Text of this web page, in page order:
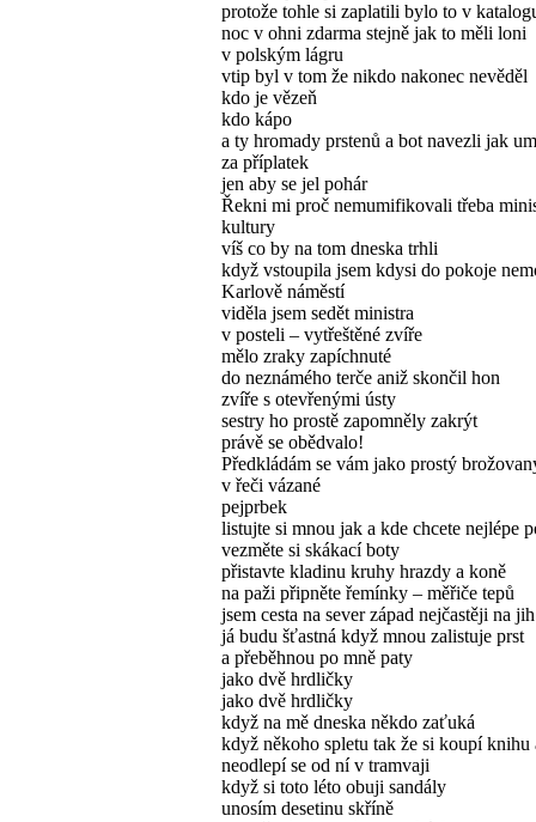
protože tohle si zaplatili bylo to v
noc v ohni zdarma stejně jak to měli loni
v polským lágru
vtip byl v tom že nikdo nakonec nevěděl
kdo je vězeň
kdo kápo
a ty hromady prstenů a bot navezli jak
za příplatek
jen aby se jel pohár
Řekni mi proč nemumifikovali třeba
kultury
víš co by na tom dneska trhli
když vstoupila jsem kdysi do pokoje
Karlově náměstí
viděla jsem sedět ministra
v posteli – vytřeštěné zvíře
mělo zraky zapíchnuté
do neznámého terče aniž skončil hon
zvíře s otevřenými ústy
sestry ho prostě zapomněly zakrýt
právě se obědvalo!
Předkládám se vám jako prostý
v řeči vázané
pejprbek
listujte si mnou jak a kde chcete nejlépe
vezměte si skákací boty
přistavte kladinu kruhy hrazdy a koně
na paži připněte řemínky – měřiče tepů
jsem cesta na sever západ nejčastěji na jih
já budu šťastná když mnou zalistuje prst
a přeběhnou po mně paty
jako dvě hrdličky
jako dvě hrdličky
když na mě dneska někdo zaťuká
když někoho spletu tak že si koupí knihu
neodlepí se od ní v tramvaji
když si toto léto obuji sandály
unosím desetinu skříně